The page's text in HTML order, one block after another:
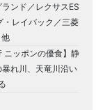
ンド／レクサスES
・レイバック／三菱
ニッポンの優食】静
れ川、天竜川沿い